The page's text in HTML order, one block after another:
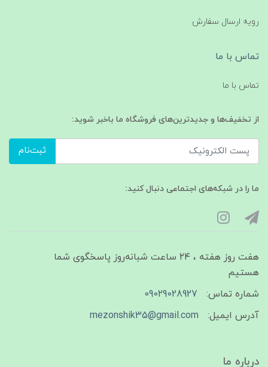
رویه ارسال سفارش
تماس با ما
تماس با ما
از تخفیف‌ها و جدیدترین‌های فروشگاه ما باخبر شوید:
ثبت‌نام
ما را در شبکه‌های اجتماعی دنبال کنید:
هفت روز هفته ، ۲۴ ساعت شبانه‌روز پاسخگوی شما
هستیم
شماره تماس:
09029028927
آدرس ایمیل:
mezonshik35@gmail.com
درباره ما